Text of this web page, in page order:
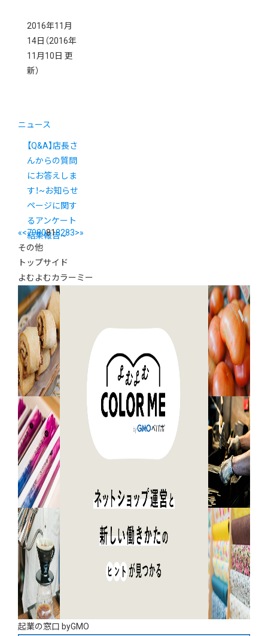
2016年11月
14日 （2016年
11月10日 更
新）
ニュース
【Q&A】店長さ
んからの質問
にお答えしま
す！~お知らせ
ページに関す
るアンケート
結果報告~
«<7980818283>»
その他
トップサイド
よむよむカラーミー
起業の窓口 byGMO